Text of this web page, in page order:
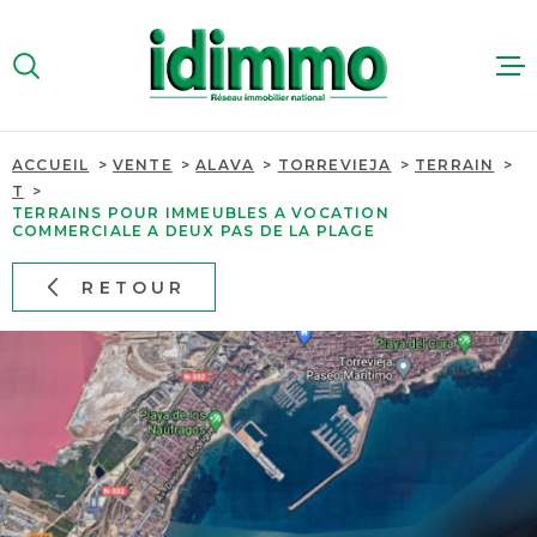
la
menu
contenu
ACHETER
ESTIMER
QUI
ACCUEIL VENTE ALAVA TORREVIEJA
TERRAIN
T
TERRAINS POUR IMMEUBLES A VOCATION
COMMERCIALE A DEUX PAS DE LA PLAGE
RETOUR
VOTRE
RECHERCHE
TYPE
D'OFFRE
VENTE
BIEN
PAYS
PAYS
VILLE
VILLE
Budget